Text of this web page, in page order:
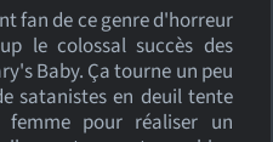
fan de ce genre d'horreur
le colossal succès des
Baby. Ça tourne un peu
satanistes en deuil tente
pour réaliser un